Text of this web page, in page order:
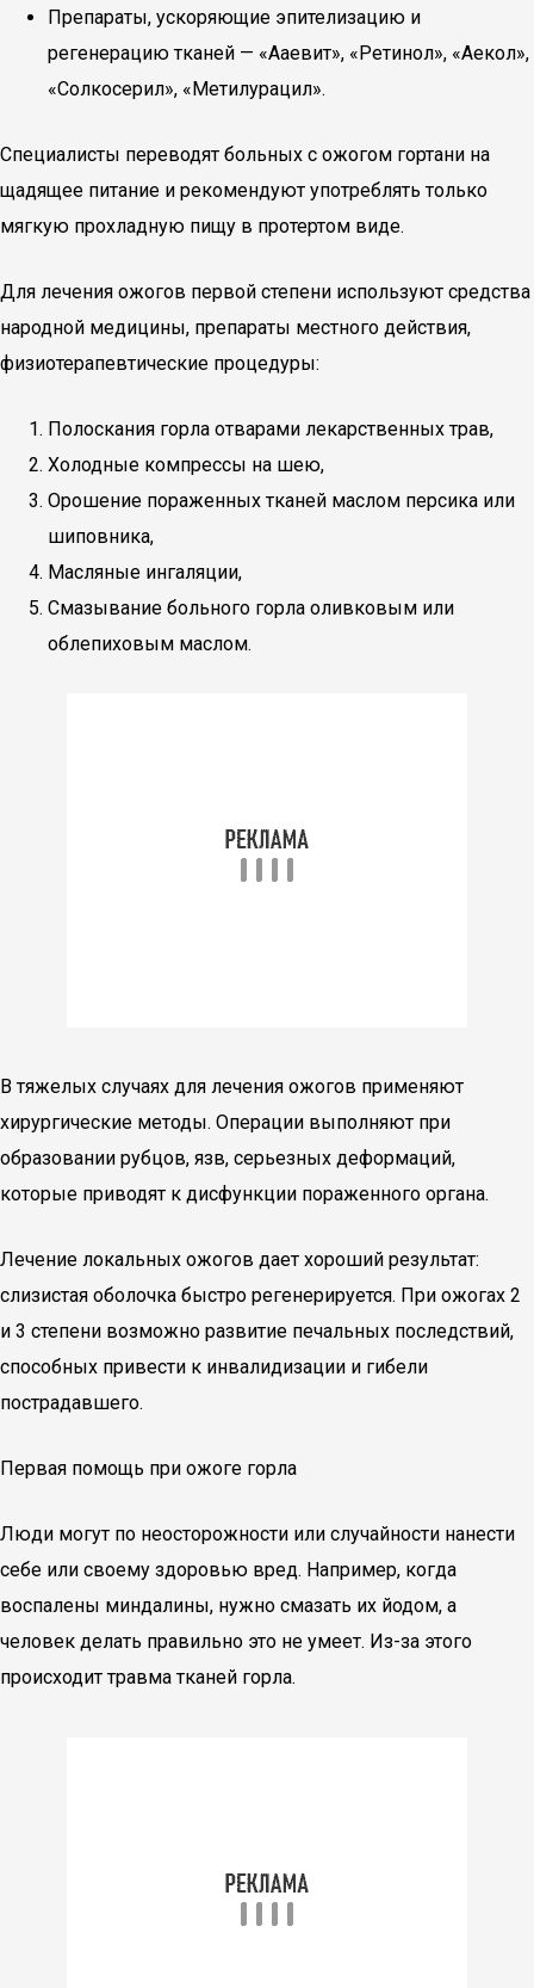
Препараты, ускоряющие эпителизацию и
регенерацию тканей — «Ааевит», «Ретинол», «Аекол»,
«Солкосерил», «Метилурацил».
Специалисты переводят больных с ожогом гортани на
щадящее питание и рекомендуют употреблять только
мягкую прохладную пищу в протертом виде.
Для лечения ожогов первой степени используют средства
народной медицины, препараты местного действия,
физиотерапевтические процедуры:
Полоскания горла отварами лекарственных трав,
Холодные компрессы на шею,
Орошение пораженных тканей маслом персика или
шиповника,
Масляные ингаляции,
Смазывание больного горла оливковым или
облепиховым маслом.
В тяжелых случаях для лечения ожогов применяют
хирургические методы. Операции выполняют при
образовании рубцов, язв, серьезных деформаций,
которые приводят к дисфункции пораженного органа.
Лечение локальных ожогов дает хороший результат:
слизистая оболочка быстро регенерируется. При ожогах 2
и 3 степени возможно развитие печальных последствий,
способных привести к инвалидизации и гибели
пострадавшего.
Первая помощь при ожоге горла
Люди могут по неосторожности или случайности нанести
себе или своему здоровью вред. Например, когда
воспалены миндалины, нужно смазать их йодом, а
человек делать правильно это не умеет. Из-за этого
происходит травма тканей горла.